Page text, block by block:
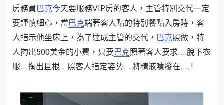
房務員 巴克今天要服務VIP房的客人，主管特別交代一定
要謹慎細心，當巴克端著客人點的特別餐點入房時，客
人指示他坐床上，為了達成主管的交代， 巴克照做，特
人掏出500美金的小費，只要巴克照著客人要求….脫下衣
服…掏出巨根…照客人指定姿勢….將精液噴發在…. !